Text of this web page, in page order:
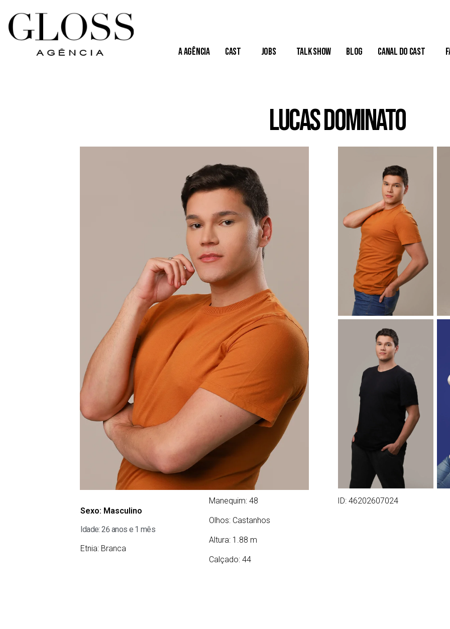
A Agência Cast Jobs Talk Show Blog Canal do Cast
Lucas Dominato
Sexo: Masculino
Idade: 26 anos e 1 mês
Etnia: Branca
Manequim: 48
Olhos: Castanhos
Altura: 1.88 m
Calçado: 44
ID: 46202607024